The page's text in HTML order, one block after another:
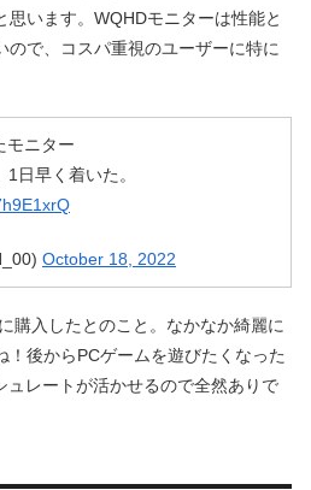
います。WQHDモニターは性能と
ので、コスパ重視のユーザーに特に
モニター
日早く着いた。
October 18, 2022
購入したとのこと。なかなか綺麗に
！後からPCゲームを遊びたくなった
ュレートが活かせるので全然ありで